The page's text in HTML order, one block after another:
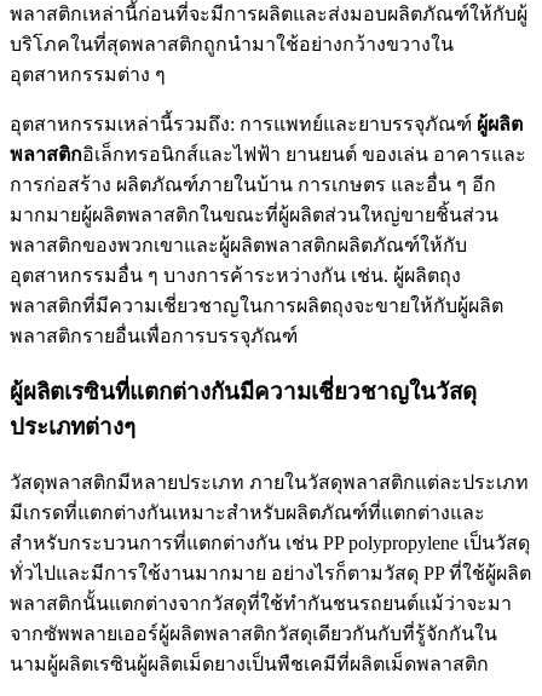
พลาสติกเหล่านี้ก่อนที่จะมีการผลิตและส่งมอบผลิตภัณฑ์ให้กับผู้
บริโภคในที่สุดพลาสติกถูกนำมาใช้อย่างกว้างขวางใน
อุตสาหกรรมต่าง ๆ
อุตสาหกรรมเหล่านี้รวมถึง: การแพทย์และยาบรรจุภัณฑ์ ผู้ผลิต
พลาสติกอิเล็กทรอนิกส์และไฟฟ้า ยานยนต์ ของเล่น อาคารและ
การก่อสร้าง ผลิตภัณฑ์ภายในบ้าน การเกษตร และอื่น ๆ อีก
มากมายผู้ผลิตพลาสติกในขณะที่ผู้ผลิตส่วนใหญ่ขายชิ้นส่วน
พลาสติกของพวกเขาและผู้ผลิตพลาสติกผลิตภัณฑ์ให้กับ
อุตสาหกรรมอื่น ๆ บางการค้าระหว่างกัน เช่น. ผู้ผลิตถุง
พลาสติกที่มีความเชี่ยวชาญในการผลิตถุงจะขายให้กับผู้ผลิต
พลาสติกรายอื่นเพื่อการบรรจุภัณฑ์
ผู้ผลิตเรซินที่แตกต่างกันมีความเชี่ยวชาญในวัสดุ
ประเภทต่างๆ
วัสดุพลาสติกมีหลายประเภท ภายในวัสดุพลาสติกแต่ละประเภท
มีเกรดที่แตกต่างกันเหมาะสำหรับผลิตภัณฑ์ที่แตกต่างและ
สำหรับกระบวนการที่แตกต่างกัน เช่น PP polypropylene เป็นวัสดุ
ทั่วไปและมีการใช้งานมากมาย อย่างไรก็ตามวัสดุ PP ที่ใช้ผู้ผลิต
พลาสติกนั้นแตกต่างจากวัสดุที่ใช้ทำกันชนรถยนต์แม้ว่าจะมา
จากซัพพลายเออร์ผู้ผลิตพลาสติกวัสดุเดียวกันกับที่รู้จักกันใน
นามผู้ผลิตเรซินผู้ผลิตเม็ดยางเป็นพืชเคมีที่ผลิตเม็ดพลาสติก